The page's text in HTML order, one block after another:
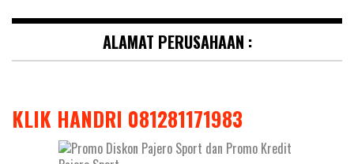
ALAMAT PERUSAHAAN :
KLIK HANDRI 081281171983